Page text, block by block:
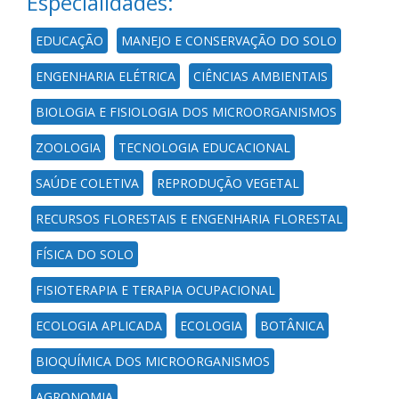
EDUCAÇÃO MANEJO E CONSERVAÇÃO DO SOLO
ENGENHARIA ELÉTRICA CIÊNCIAS AMBIENTAIS
BIOLOGIA E FISIOLOGIA DOS MICROORGANISMOS
ZOOLOGIA TECNOLOGIA EDUCACIONAL
SAÚDE COLETIVA REPRODUÇÃO VEGETAL
RECURSOS FLORESTAIS E ENGENHARIA FLORESTAL
FÍSICA DO SOLO
FISIOTERAPIA E TERAPIA OCUPACIONAL
ECOLOGIA APLICADA ECOLOGIA BOTÂNICA
BIOQUÍMICA DOS MICROORGANISMOS